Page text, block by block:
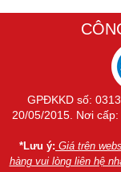
GPĐKKD số:
20/05/2015. Nơi
*Lưu ý: Giá trên
hàng vui lòng liên hệ